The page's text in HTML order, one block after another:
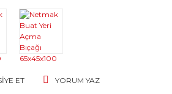
ET YORUM YAZ